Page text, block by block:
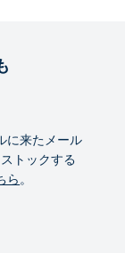
に来たメール
トックする
ら。